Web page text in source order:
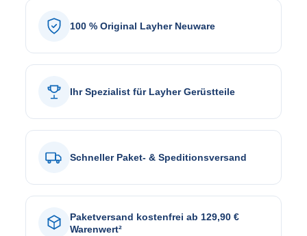
100 % Original Layher Neuware
Ihr Spezialist für Layher Gerüstteile
Schneller Paket- & Speditionsversand
Paketversand kostenfrei ab 129,90 €
Warenwert²